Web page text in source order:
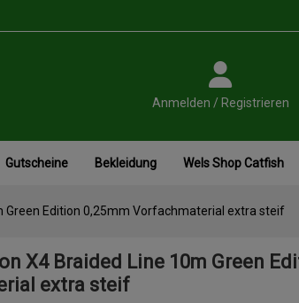
Anmelden / Registrieren
Gutscheine Bekleidung Wels Shop Catfish
Green Edition 0,25mm Vorfachmaterial extra steif
X4 Braided Line 10m Green
extra steif